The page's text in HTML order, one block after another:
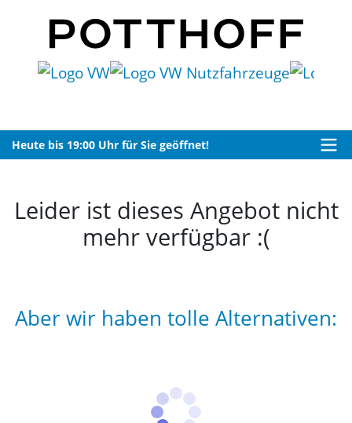
Heute bis 19:00 Uhr für Sie geöffnet!
Leider ist dieses Angebot nicht
mehr verfügbar :(
Aber wir haben tolle Alternativen: